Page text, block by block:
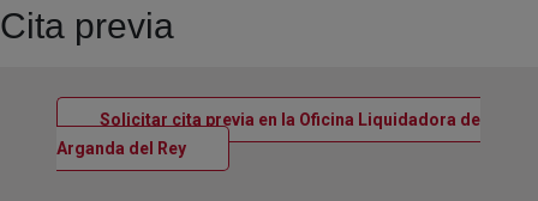
Cita previa
Solicitar cita previa en la Oficina Liquidadora de
Arganda del ReyVentana nueva